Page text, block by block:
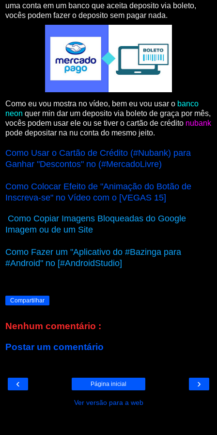
uma conta em um banco que aceita deposito via boleto,
vocês podem fazer o deposito sem pagar nada.
Como eu vou mostra no vídeo, bem eu vou usar o banco
neon quer min dar um deposito via boleto de graça por mês,
vocês podem usar ele ou se tiver o cartão de crédito nubank
pode depositar na nu conta do mesmo jeito.
Como Usar o Cartão de Crédito (#Nubank) para
Ganhar "Descontos" no (#MercadoLivre)
Como Colocar Efeito de "Animação do Botão de
Inscreva-se" no Vídeo com o [VEGAS 15]
Como Copiar Imagens Bloqueadas do Google
Imagem ou de um Site
Como Fazer um "Aplicativo do #Bazinga para
#Android" no [#AndroidStudio]
Compartilhar
Nenhum comentário :
Postar um comentário
‹ ›
Página inicial
Ver versão para a web